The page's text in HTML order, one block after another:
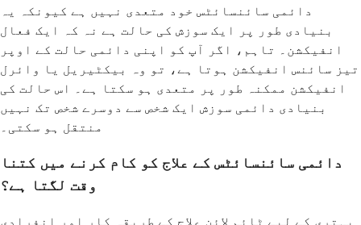
دائمی سائنسائٹس خود متعدی نہیں ہے کیونکہ یہ
بنیادی طور پر ایک سوزش کی حالت ہے نہ کہ ایک فعال
انفیکشن۔ تاہم، اگر آپ کو اپنی دائمی حالت کے اوپر
تیز سائنس انفیکشن ہوتا ہے، تو وہ بیکٹیریل یا وائرل
انفیکشن ممکنہ طور پر متعدی ہو سکتا ہے۔ اس حالت کی
بنیادی دائمی سوزش ایک شخص سے دوسرے شخص تک نہیں
منتقل ہو سکتی۔
دائمی سائنسائٹس کے علاج کو کام کرنے میں کتنا
وقت لگتا ہے؟
بہتری کے لیے ٹائم لائن علاج کے طریقہ کار اور انفرادی